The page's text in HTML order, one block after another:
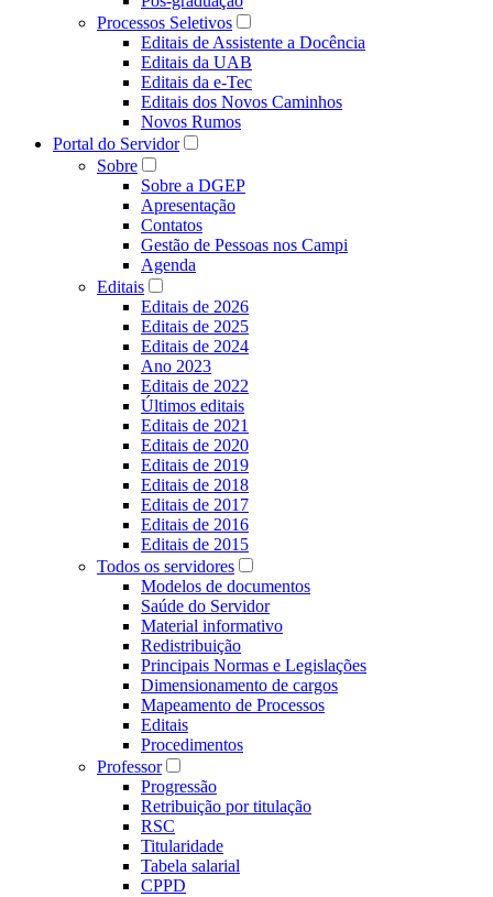
Processos Seletivos
Editais de Assistente a Docência
Editais da UAB
Editais da e-Tec
Editais dos Novos Caminhos
Novos Rumos
Portal do Servidor
Sobre
Sobre a DGEP
Apresentação
Contatos
Gestão de Pessoas nos Campi
Agenda
Editais
Editais de 2026
Editais de 2025
Editais de 2024
Ano 2023
Editais de 2022
Últimos editais
Editais de 2021
Editais de 2020
Editais de 2019
Editais de 2018
Editais de 2017
Editais de 2016
Editais de 2015
Todos os servidores
Modelos de documentos
Saúde do Servidor
Material informativo
Redistribuição
Principais Normas e Legislações
Dimensionamento de cargos
Mapeamento de Processos
Editais
Procedimentos
Professor
Progressão
Retribuição por titulação
RSC
Titularidade
Tabela salarial
CPPD